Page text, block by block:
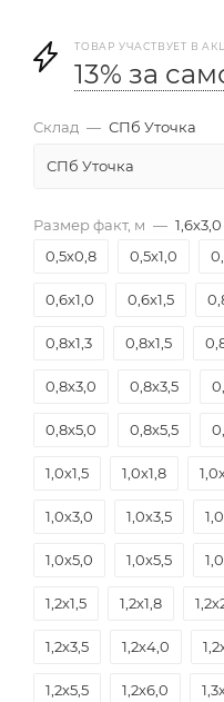
ТОВАР УЧАСТВУЕТ В
13% за
Склад — СПб Уточка
СПб Уточка
Размер факт, м — 1,6х3,0
0,5х0,8
0,5х1,0
0,6х1,0 0,6х1,5
0,8х1,3 0,8х1,5
0,8х3,0 0,8х3,5
0,8х5,0 0,8х5,5
1,0х1,5 1,0х1,8
1,0х3,0 1,0х3,5
1,0х5,0 1,0х5,5
1,2х1,5 1,2х1,8
1,2х3,5 1,2х4,0
1,2х5,5 1,2х6,0